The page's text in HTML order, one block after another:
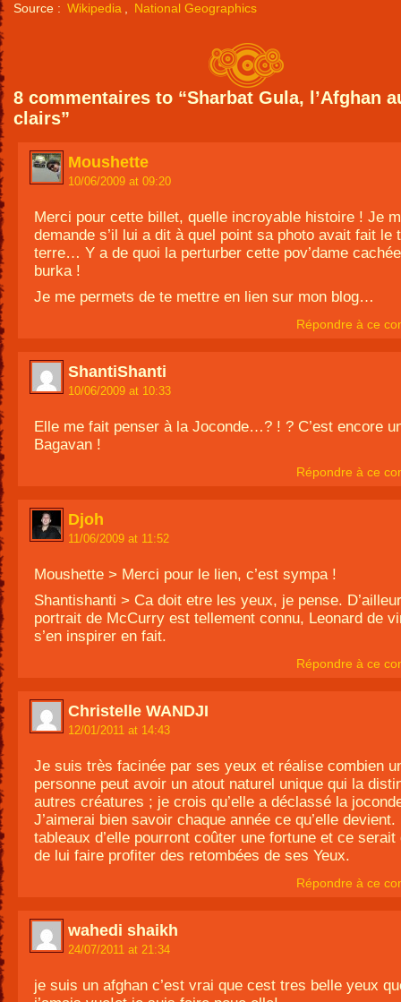
Source : Wikipedia National Geographics
8 commentaires to “Sharbat Gula, l’Afghan
clairs”
Moushette
10/06/2009 at 09:20
Merci pour cette billet, quelle incroyable histoire ! Je
demande s’il lui a dit à quel point sa photo avait fait le
terre… Y a de quoi la perturber cette pov’dame
burka !
Je me permets de te mettre en lien sur mon blog…
Répondre à ce
ShantiShanti
10/06/2009 at 10:33
Elle me fait penser à la Joconde…? ! ? C’est encore
Bagavan !
Répondre à ce
Djoh
11/06/2009 at 11:52
Moushette > Merci pour le lien, c’est sympa !
Shantishanti > Ca doit etre les yeux, je pense.
portrait de McCurry est tellement connu, Leonard de
s’en inspirer en fait.
Répondre à ce
Christelle WANDJI
12/01/2011 at 14:43
Je suis très facinée par ses yeux et réalise combien
personne peut avoir un atout naturel unique qui la
autres créatures ; je crois qu’elle a déclassé la
J’aimerai bien savoir chaque année ce qu’elle devient.
tableaux d’elle pourront coûter une fortune et ce serait
de lui faire profiter des retombées de ses Yeux.
Répondre à ce
wahedi shaikh
24/07/2011 at 21:34
je suis un afghan c’est vrai que cest tres belle yeux